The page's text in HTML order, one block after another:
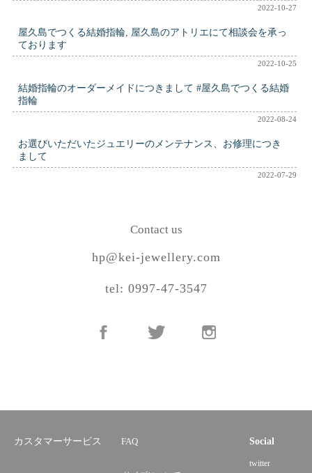
2022-10-27
屋久島でつくる結婚指輪, 屋久島のアトリエにて相談会を承っ
ております
2022-10-25
結婚指輪のオーダーメイドにつきまして #屋久島でつくる結婚
指輪
2022-08-24
お選びいただいたジュエリーのメンテナンス、お修理につき
まして
2022-07-29
Contact us
hp@kei-jewellery.com
tel: 0997-47-3547
カスタマーサービス FAQ Social
twitter